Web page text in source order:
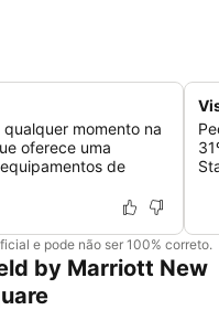
momento na
oferece uma
de
e pode não ser 100% correto.
by Marriott New